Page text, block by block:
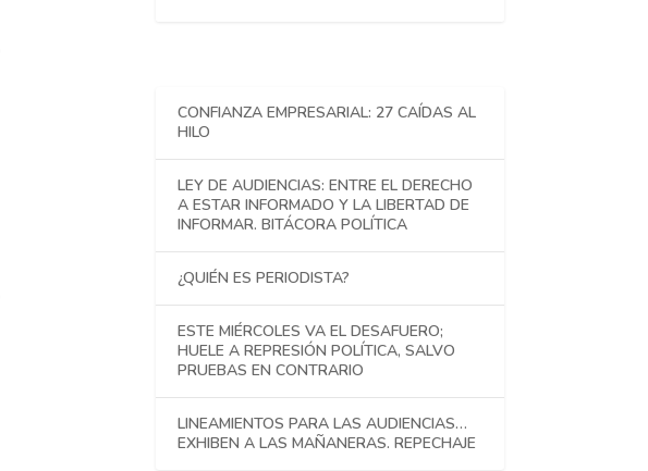
CONFIANZA EMPRESARIAL: 27 CAÍDAS AL
HILO
LEY DE AUDIENCIAS: ENTRE EL DERECHO
A ESTAR INFORMADO Y LA LIBERTAD DE
INFORMAR. BITÁCORA POLÍTICA
¿QUIÉN ES PERIODISTA?
ESTE MIÉRCOLES VA EL DESAFUERO;
HUELE A REPRESIÓN POLÍTICA, SALVO
PRUEBAS EN CONTRARIO
LINEAMIENTOS PARA LAS AUDIENCIAS…
EXHIBEN A LAS MAÑANERAS. REPECHAJE